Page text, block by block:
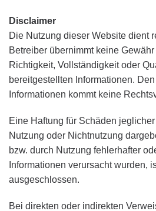
Disclaimer
Die Nutzung dieser Website dient
Betreiber übernimmt keine Gewähr
Richtigkeit, Vollständigkeit oder
bereitgestellten Informationen.
Informationen kommt keine
Eine Haftung für Schäden
Nutzung oder Nichtnutzung
bzw. durch Nutzung fehlerhafter
Informationen verursacht wurden,
ausgeschlossen.
Bei direkten oder indirekten